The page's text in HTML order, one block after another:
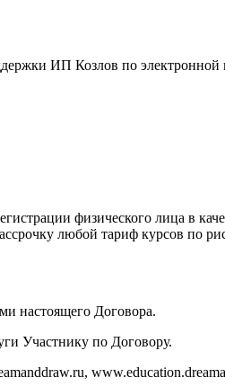
ИП Козлов по электронной
физического лица в
любой тариф курсов по
настоящего Договора.
Участнику по Договору.